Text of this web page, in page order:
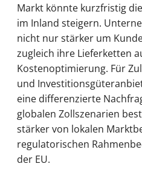
Markt könnte kurzfristig
im Inland steigern.
nicht nur stärker um
zugleich ihre Lieferketten
Kostenoptimierung. Für
und
eine differenzierte
globalen Zollszenarien
stärker von lokalen
regulatorischen
der EU.